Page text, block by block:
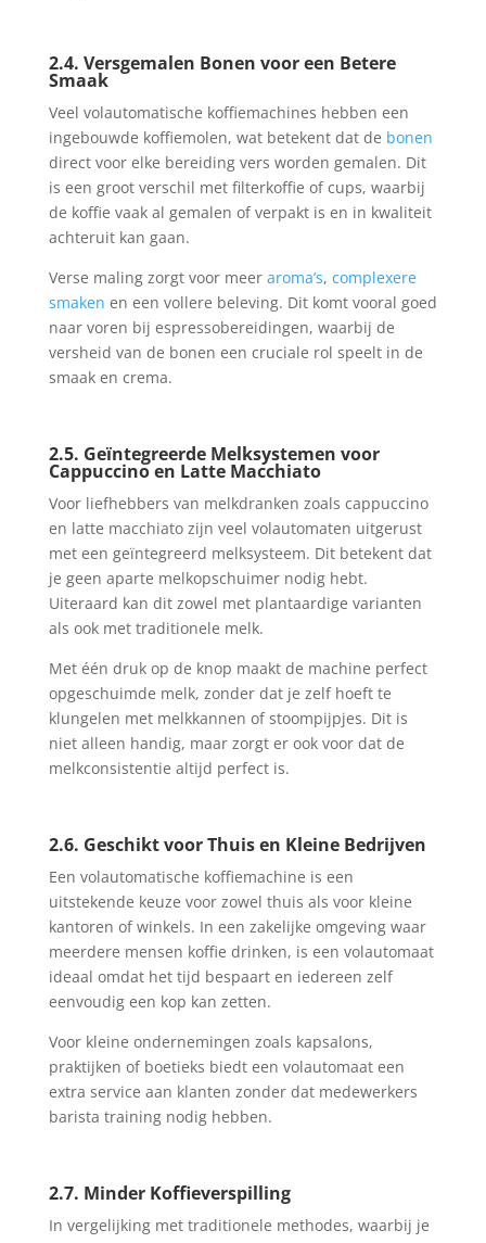
2.4. Versgemalen Bonen voor een Betere
Smaak
Veel volautomatische koffiemachines hebben een
ingebouwde koffiemolen, wat betekent dat de bonen
direct voor elke bereiding vers worden gemalen. Dit
is een groot verschil met filterkoffie of cups, waarbij
de koffie vaak al gemalen of verpakt is en in kwaliteit
achteruit kan gaan.
Verse maling zorgt voor meer aroma’s, complexere
smaken en een vollere beleving. Dit komt vooral goed
naar voren bij espressobereidingen, waarbij de
versheid van de bonen een cruciale rol speelt in de
smaak en crema.
2.5. Geïntegreerde Melksystemen voor
Cappuccino en Latte Macchiato
Voor liefhebbers van melkdranken zoals cappuccino
en latte macchiato zijn veel volautomaten uitgerust
met een geïntegreerd melksysteem. Dit betekent dat
je geen aparte melkopschuimer nodig hebt.
Uiteraard kan dit zowel met plantaardige varianten
als ook met traditionele melk.
Met één druk op de knop maakt de machine perfect
opgeschuimde melk, zonder dat je zelf hoeft te
klungelen met melkkannen of stoompijpjes. Dit is
niet alleen handig, maar zorgt er ook voor dat de
melkconsistentie altijd perfect is.
2.6. Geschikt voor Thuis en Kleine Bedrijven
Een volautomatische koffiemachine is een
uitstekende keuze voor zowel thuis als voor kleine
kantoren of winkels. In een zakelijke omgeving waar
meerdere mensen koffie drinken, is een volautomaat
ideaal omdat het tijd bespaart en iedereen zelf
eenvoudig een kop kan zetten.
Voor kleine ondernemingen zoals kapsalons,
praktijken of boetieks biedt een volautomaat een
extra service aan klanten zonder dat medewerkers
barista training nodig hebben.
2.7. Minder Koffieverspilling
In vergelijking met traditionele methodes, waarbij je